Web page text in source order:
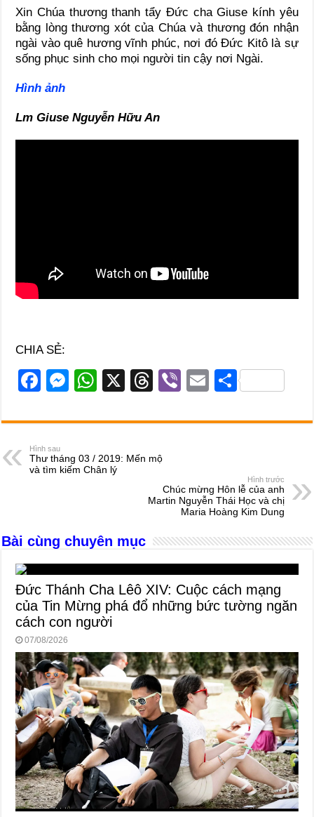
Xin Chúa thương thanh tẩy Đức cha Giuse kính yêu
bằng lòng thương xót của Chúa và thương đón nhận
ngài vào quê hương vĩnh phúc, nơi đó Đức Kitô là sự
sống phục sinh cho mọi người tin cậy nơi Ngài.
Hình ảnh
Lm Giuse Nguyễn Hữu An
CHIA SẺ:
F
c
e
b
k
M
ss
n
W
at
A
X
T
e
d
s
Vi
er
E
ail
S
ar
Hình sau
Thư tháng 03 / 2019: Mến mộ
và tìm kiếm Chân lý
Hình trước
Chúc mừng Hôn lễ của anh
Martin Nguyễn Thái Học và chị
Maria Hoàng Kim Dung
Bài cùng chuyên mục
Đức Thánh Cha Lêô XIV: Cuộc cách mạng
của Tin Mừng phá đổ những bức tường ngăn
cách con người
07/08/2026